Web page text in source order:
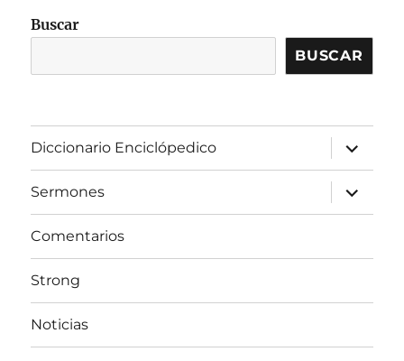
Buscar
BUSCAR
Diccionario Enciclópedico
expandir
el
menú
inferior
Sermones
expandir
el
menú
Comentarios
Strong
Noticias